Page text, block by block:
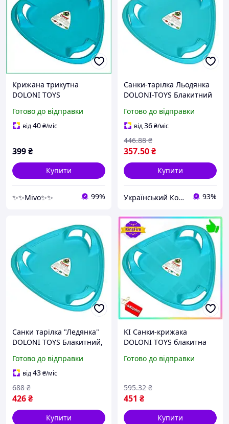
Крижана трикутна
DOLONI TOYS
для швидкісного спуску з
ручками синя 62х63х12см
Готово до відправки
від40₴/міс
399₴
Купити
✨✨Mivo✨✨ 99%
Санки-тарілка Льодянка
DOLONI-TOYS Блакитний
Готово до відправки
від36₴/міс
357.50₴
446.88 ₴
Купити
Український Кошик 93%
Санки тарілка "Ледянка"
DOLONI TOYS Блакитний,
морозостійка, 2 позиції,
для швидкого спуску,
62х63х12 см
Готово до відправки
від43₴/міс
426₴
688 ₴
Купити
KI Санки-крижака
DOLONI TOYS блакитна
років зимова тарілка для
Готово до відправки
451 ₴
595.32 ₴
Купити